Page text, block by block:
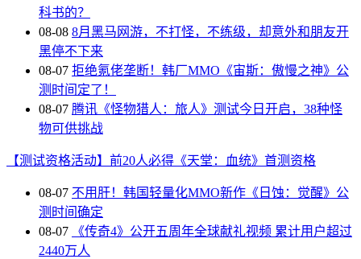
科书的？
08-08 8月黑马网游，不打怪，不练级，却意外和朋友开
黑停不下来
08-07 拒绝氪佬垄断！韩厂MMO《宙斯：傲慢之神》公
测时间定了！
08-07 腾讯《怪物猎人：旅人》测试今日开启，38种怪
物可供挑战
【测试资格活动】前20人必得《天堂：血统》首测资格
08-07 不用肝！韩国轻量化MMO新作《日蚀：觉醒》公
测时间确定
08-07
《传奇4》公开五周年全球献礼视频 累计用户超过
2440万人